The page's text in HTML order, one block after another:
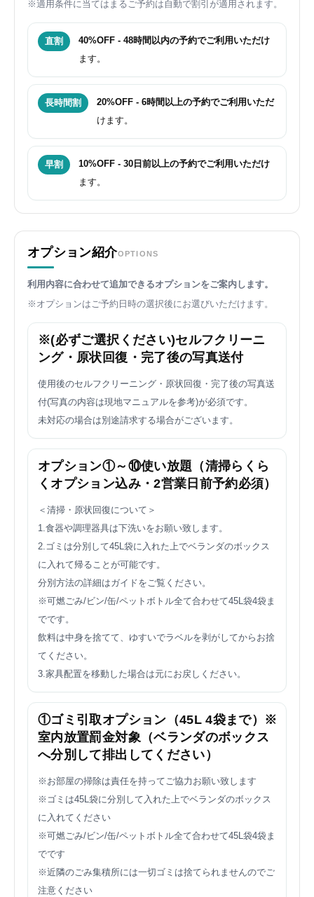
※適用条件に当てはまるご予約は自動で割引が適用されます。
直割
40%OFF - 48時間以内の予約でご利用いただけ
ます。
長時間割
20%OFF - 6時間以上の予約でご利用いただ
けます。
早割
10%OFF - 30日前以上の予約でご利用いただけ
ます。
オプション紹介OPTIONS
利用内容に合わせて追加できるオプションをご案内します。
※オプションはご予約日時の選択後にお選びいただけます。
※(必ずご選択ください)セルフクリーニ
ング・原状回復・完了後の写真送付
使用後のセルフクリーニング・原状回復・完了後の写真送
付(写真の内容は現地マニュアルを参考)が必須です。
未対応の場合は別途請求する場合がございます。
オプション①～⑩使い放題（清掃らくら
くオプション込み・2営業日前予約必須）
＜清掃・原状回復について＞
1.食器や調理器具は下洗いをお願い致します。
2.ゴミは分別して45L袋に入れた上でベランダのボックス
に入れて帰ることが可能です。
分別方法の詳細はガイドをご覧ください。
※可燃ごみ/ビン/缶/ペットボトル全て合わせて45L袋4袋ま
でです。
飲料は中身を捨てて、ゆすいでラベルを剥がしてからお捨
てください。
3.家具配置を移動した場合は元にお戻しください。
①ゴミ引取オプション（45L 4袋まで）※
室内放置罰金対象（ベランダのボックス
へ分別して排出してください）
※お部屋の掃除は責任を持ってご協力お願い致します
※ゴミは45L袋に分別して入れた上でベランダのボックス
に入れてください
※可燃ごみ/ビン/缶/ペットボトル全て合わせて45L袋4袋ま
でです
※近隣のごみ集積所には一切ゴミは捨てられませんのでご
注意ください